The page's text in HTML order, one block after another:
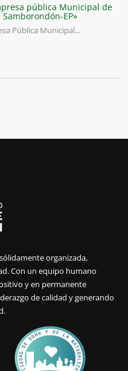
pública Municipal de
EP»
Pública Municipal...
organizada,
Con un equipo humano
y en permanente
de calidad y generando